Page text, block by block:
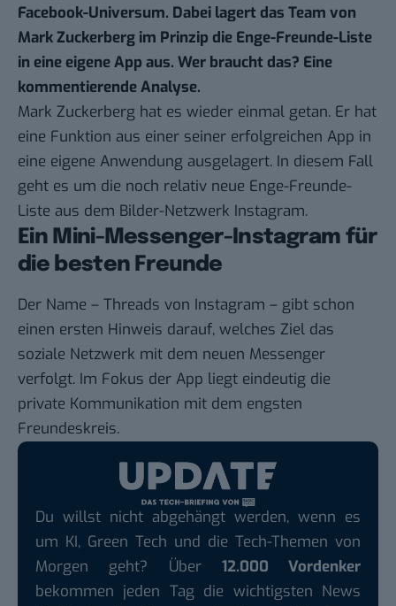
Facebook-Universum. Dabei lagert das Team von
Mark Zuckerberg im Prinzip die Enge-Freunde-Liste
in eine eigene App aus. Wer braucht das? Eine
kommentierende Analyse.
Mark Zuckerberg hat es wieder einmal getan. Er hat
eine Funktion aus einer seiner erfolgreichen App in
eine eigene Anwendung ausgelagert. In diesem Fall
geht es um die noch relativ neue Enge-Freunde-
Liste aus dem Bilder-Netzwerk Instagram.
Ein Mini-Messenger-Instagram für
die besten Freunde
Der Name – Threads von Instagram – gibt schon
einen ersten Hinweis darauf, welches Ziel das
soziale Netzwerk mit dem neuen Messenger
verfolgt. Im Fokus der App liegt eindeutig die
private Kommunikation mit dem engsten
Freundeskreis.
Du willst nicht abgehängt werden, wenn es
um KI, Green Tech und die Tech-Themen von
Morgen geht? Über 12.000 Vordenker
bekommen jeden Tag die wichtigsten News